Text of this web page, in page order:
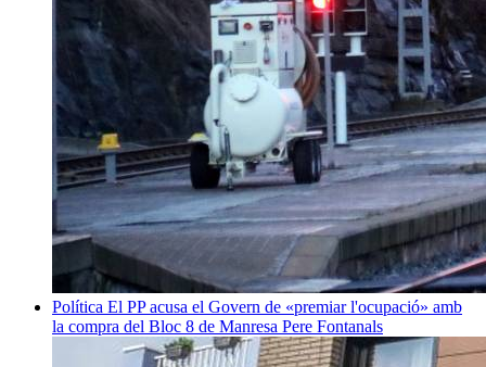
Política El PP acusa el Govern de «premiar l'ocupació» amb
la compra del Bloc 8 de Manresa Pere Fontanals